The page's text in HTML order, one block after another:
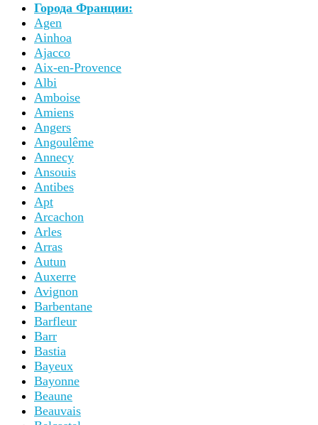
Города Франции:
Agen
Ainhoa
Ajacco
Aix-en-Provence
Albi
Amboise
Amiens
Angers
Angoulême
Annecy
Ansouis
Antibes
Apt
Arcachon
Arles
Arras
Autun
Auxerre
Avignon
Barbentane
Barfleur
Barr
Bastia
Bayeux
Bayonne
Beaune
Beauvais